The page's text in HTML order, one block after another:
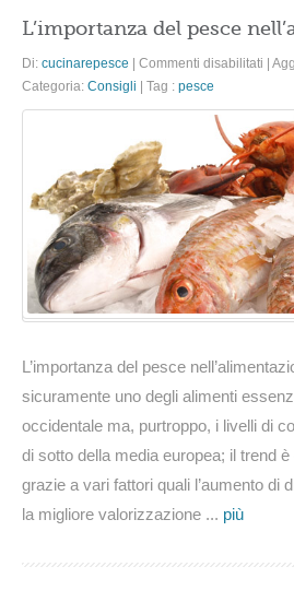
L’importanza del pesce
Di: cucinarepesce Commenti disabilitati su
del
Categoria: Consigli Tag : pesce
L’importanza del pesce
sicuramente uno degli alimenti
occidentale ma, purtroppo, i livelli di
di sotto della media europea; il trend
grazie a vari fattori quali l’aumento di
la migliore valorizzazione ... più